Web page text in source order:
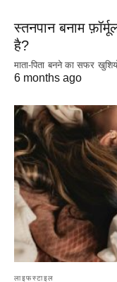
स्तनपान बनाम
है?
माता-पिता बनने का सफर
6 months ago
लाइफस्टाइल